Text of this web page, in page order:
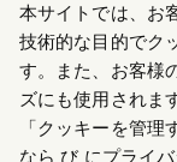
メゾ
お住まいの場所
本サイトでは、お
技術的な目的でク
す。また、お客様
ズにも使用されま
「クッキーを管
なら び にプライ